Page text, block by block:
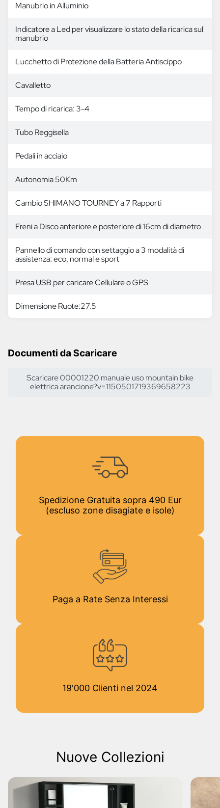
Manubrio in Alluminio
Indicatore a Led per visualizzare lo stato della ricarica sul
manubrio
Lucchetto di Protezione della Batteria Antiscippo
Cavalletto
Tempo di ricarica: 3-4
Tubo Reggisella
Pedali in acciaio
Autonomia 50Km
Cambio SHIMANO TOURNEY a 7 Rapporti
Freni a Disco anteriore e posteriore di 16cm di diametro
Pannello di comando con settaggio a 3 modalità di
assistenza: eco, normal e sport
Presa USB per caricare Cellulare o GPS
Dimensione Ruote:27.5
Documenti da Scaricare
Scaricare 00001220 manuale uso mountain bike
elettrica arancione?v=1150501719369658223
Spedizione Gratuita sopra 490 Eur
(escluso zone disagiate e isole)
Paga a Rate Senza Interessi
19'000 Clienti nel 2024
Nuove Collezioni